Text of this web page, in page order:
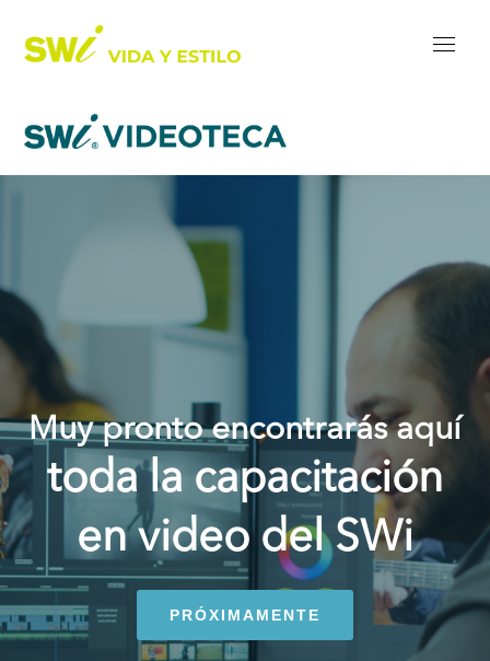
Muy pronto encontrarás aquí
toda la capacitación
en video del SWi
PRÓXIMAMENTE